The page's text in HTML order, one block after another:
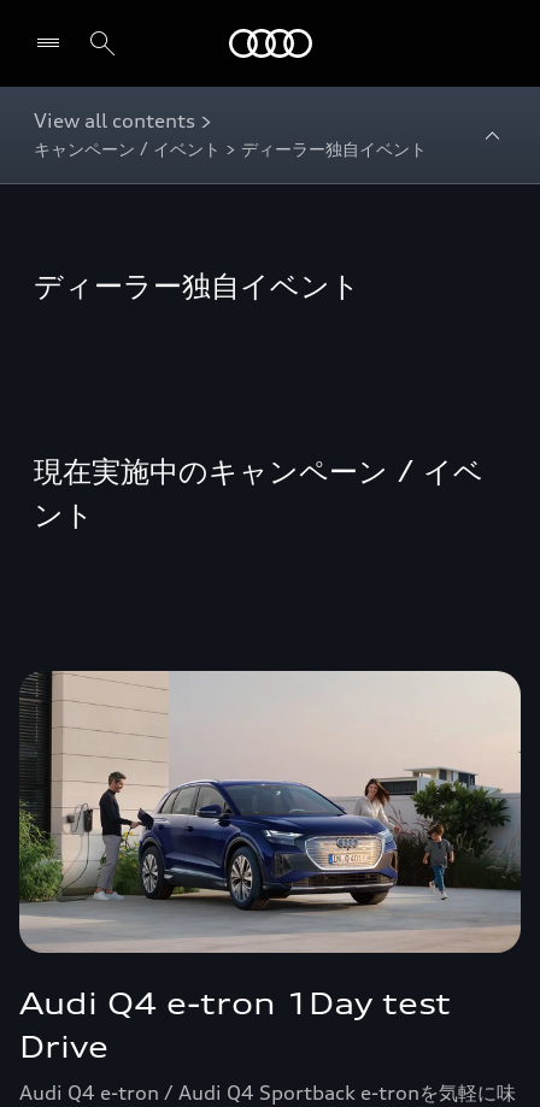
View all contents >
キャンペーン / イベント > ディーラー独自イベント
ディーラー独自イベント
現在実施中のキャンペーン / イベ
ント
Audi Q4 e-tron 1Day test
Drive
Audi Q4 e-tron / Audi Q4 Sportback e-tronを気軽に味